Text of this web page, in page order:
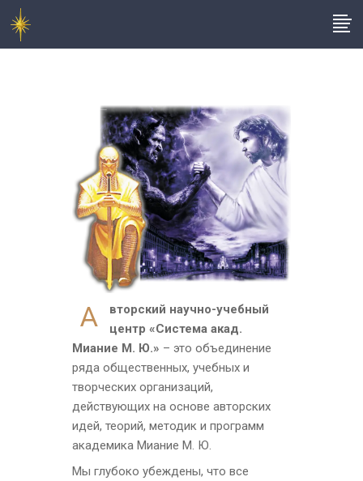
А
вторский научно-учебный
центр «Система акад.
Миание М. Ю.» – это объединение
ряда общественных, учебных и
творческих организаций,
действующих на основе авторских
идей, теорий, методик и программ
академика Миание М. Ю.
Мы глубоко убеждены, что все